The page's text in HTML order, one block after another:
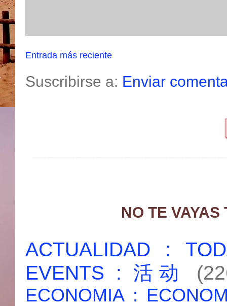
Entrada más reciente
Suscribirse a: Enviar
NO TE
ACTUALIDAD :
EVENTS : 活动
ECONOMIA :